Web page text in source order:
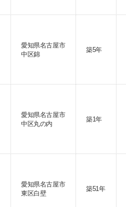
愛知県名古屋市
中区錦
築5年
愛知県名古屋市
中区丸の内
築1年
愛知県名古屋市
東区白壁
築51年